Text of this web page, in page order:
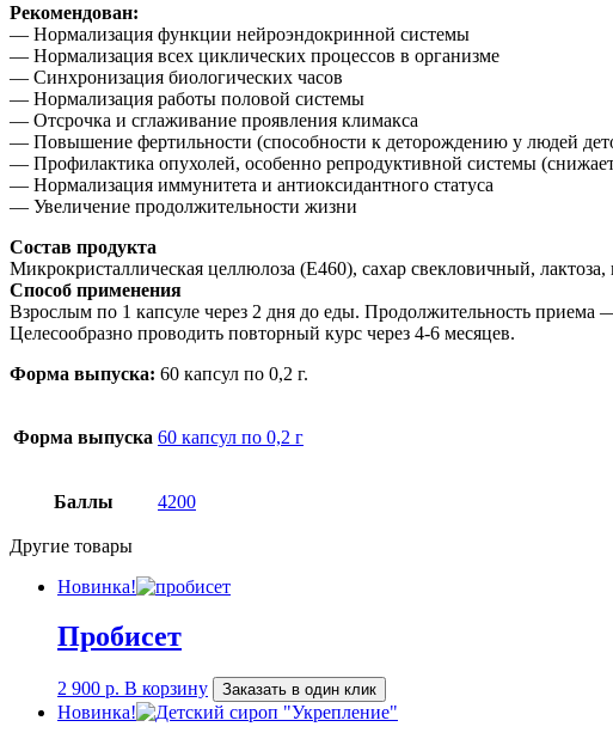
Рекомендован:
— Нормализация функции нейроэндокринной системы
— Нормализация всех циклических процессов в организме
— Синхронизация биологических часов
— Нормализация работы половой системы
— Отсрочка и сглаживание проявления климакса
— Повышение фертильности (способности к деторождению у людей
— Профилактика опухолей, особенно репродуктивной системы
— Нормализация иммунитета и антиоксидантного статуса
— Увеличение продолжительности жизни
Состав продукта
Микрокристаллическая целлюлоза (Е460), сахар свекловичный,
Способ применения
Взрослым по 1 капсуле через 2 дня до еды. Продолжительность приема
Целесообразно проводить повторный курс через 4-6 месяцев.
Форма выпуска: 60 капсул по 0,2 г.
Форма выпуска 60 капсул по 0,2 г
Баллы 4200
Другие товары
Новинка!
Пробисет
2 900 р. В корзину Заказать в один клик
Новинка!